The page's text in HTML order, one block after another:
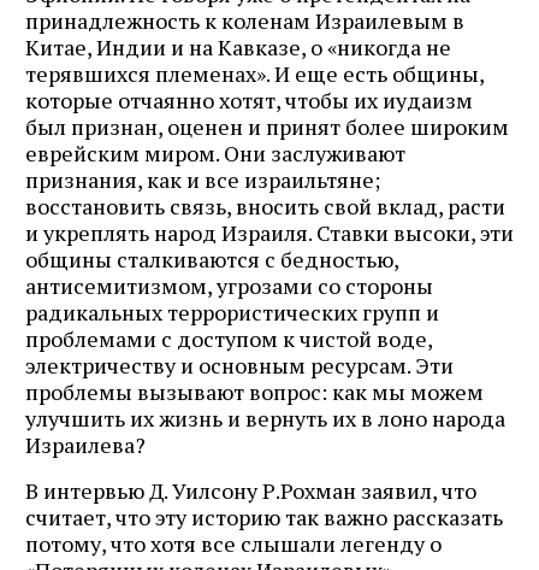
принадлежность к коленам Израилевым в
Китае, Индии и на Кавказе, о «никогда не
терявшихся племенах». И еще есть общины,
которые отчаянно хотят, чтобы их иудаизм
был признан, оценен и принят более широким
еврейским миром. Они заслуживают
признания, как и все израильтяне;
восстановить связь, вносить свой вклад, расти
и укреплять народ Израиля. Ставки высоки, эти
общины сталкиваются с бедностью,
антисемитизмом, угрозами со стороны
радикальных террористических групп и
проблемами с доступом к чистой воде,
электричеству и основным ресурсам. Эти
проблемы вызывают вопрос: как мы можем
улучшить их жизнь и вернуть их в лоно народа
Израилева?
В интервью Д. Уилсону Р.Рохман заявил, что
считает, что эту историю так важно рассказать
потому, что хотя все слышали легенду о